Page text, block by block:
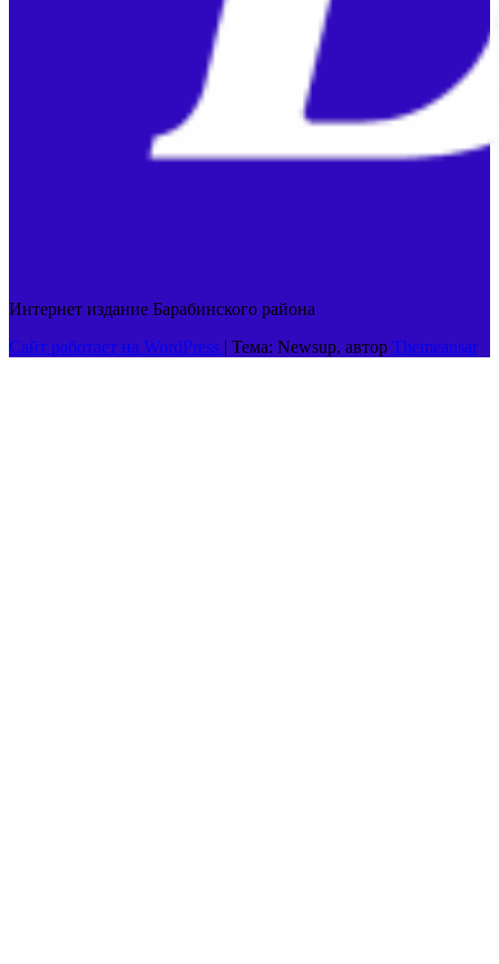
Интернет издание Барабинского района
Сайт работает на WordPress | Тема: Newsup, автор Themeansar